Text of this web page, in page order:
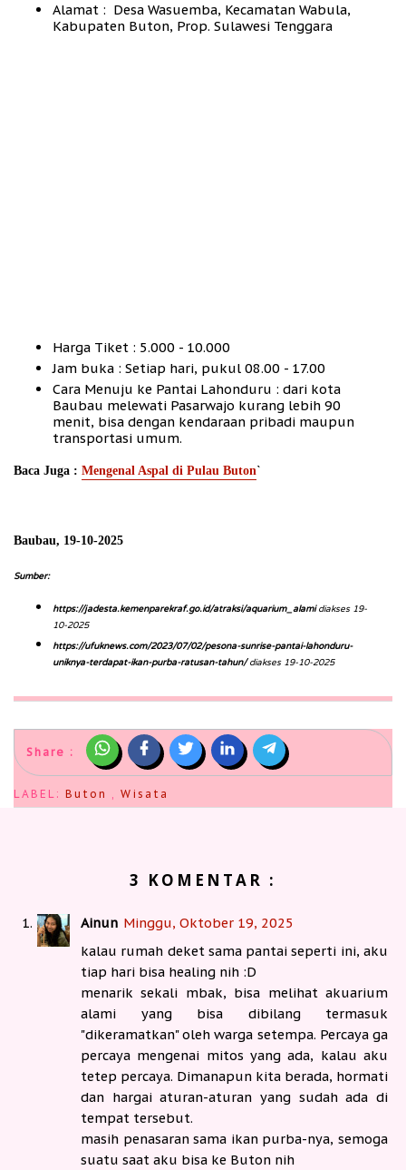
Alamat : Desa Wasuemba, Kecamatan Wabula,
Kabupaten Buton, Prop. Sulawesi Tenggara
Harga Tiket : 5.000 - 10.000
Jam buka : Setiap hari, pukul 08.00 - 17.00
Cara Menuju ke Pantai Lahonduru : dari kota
Baubau melewati Pasarwajo kurang lebih 90
menit, bisa dengan kendaraan pribadi maupun
transportasi umum.
Baca Juga : Mengenal Aspal di Pulau Buton`
Baubau, 19-10-2025
Sumber:
https://jadesta.kemenparekraf.go.id/atraksi/aquarium_alamidiakses 19-
10-2025
https://ufuknews.com/2023/07/02/pesona-sunrise-pantai-lahonduru-
uniknya-terdapat-ikan-purba-ratusan-tahun/diakses 19-10-2025
Share :
LABEL: Buton Wisata
3 KOMENTAR :
Ainun Minggu, Oktober 19, 2025
kalau rumah deket sama pantai seperti ini, aku
tiap hari bisa healing nih :D
menarik sekali mbak, bisa melihat akuarium
alami yang bisa dibilang termasuk
"dikeramatkan" oleh warga setempa. Percaya ga
percaya mengenai mitos yang ada, kalau aku
tetep percaya. Dimanapun kita berada, hormati
dan hargai aturan-aturan yang sudah ada di
tempat tersebut.
masih penasaran sama ikan purba-nya, semoga
suatu saat aku bisa ke Buton nih